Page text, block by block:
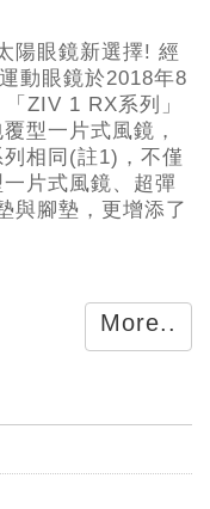
陽眼鏡新選擇! 經
動眼鏡於2018年8
ZIV 1 RX系列」
型一片式風鏡，
相同(註1)，不僅
片式風鏡、超彈
與腳墊，更增添了
More..